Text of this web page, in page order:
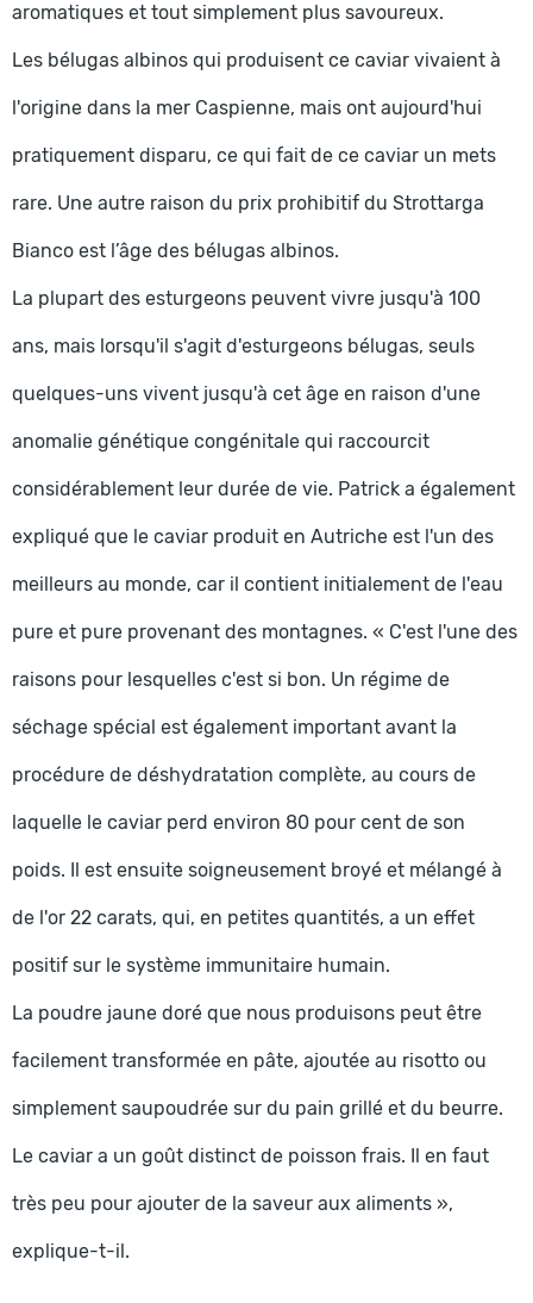
aromatiques et tout simplement plus savoureux.
Les bélugas albinos qui produisent ce caviar vivaient à
l'origine dans la mer Caspienne, mais ont aujourd'hui
pratiquement disparu, ce qui fait de ce caviar un mets
rare. Une autre raison du prix prohibitif du Strottarga
Bianco est l’âge des bélugas albinos.
La plupart des esturgeons peuvent vivre jusqu'à 100
ans, mais lorsqu'il s'agit d'esturgeons bélugas, seuls
quelques-uns vivent jusqu'à cet âge en raison d'une
anomalie génétique congénitale qui raccourcit
considérablement leur durée de vie. Patrick a également
expliqué que le caviar produit en Autriche est l'un des
meilleurs au monde, car il contient initialement de l'eau
pure et pure provenant des montagnes. « C'est l'une des
raisons pour lesquelles c'est si bon. Un régime de
séchage spécial est également important avant la
procédure de déshydratation complète, au cours de
laquelle le caviar perd environ 80 pour cent de son
poids. Il est ensuite soigneusement broyé et mélangé à
de l'or 22 carats, qui, en petites quantités, a un effet
positif sur le système immunitaire humain.
La poudre jaune doré que nous produisons peut être
facilement transformée en pâte, ajoutée au risotto ou
simplement saupoudrée sur du pain grillé et du beurre.
Le caviar a un goût distinct de poisson frais. Il en faut
très peu pour ajouter de la saveur aux aliments »,
explique-t-il.